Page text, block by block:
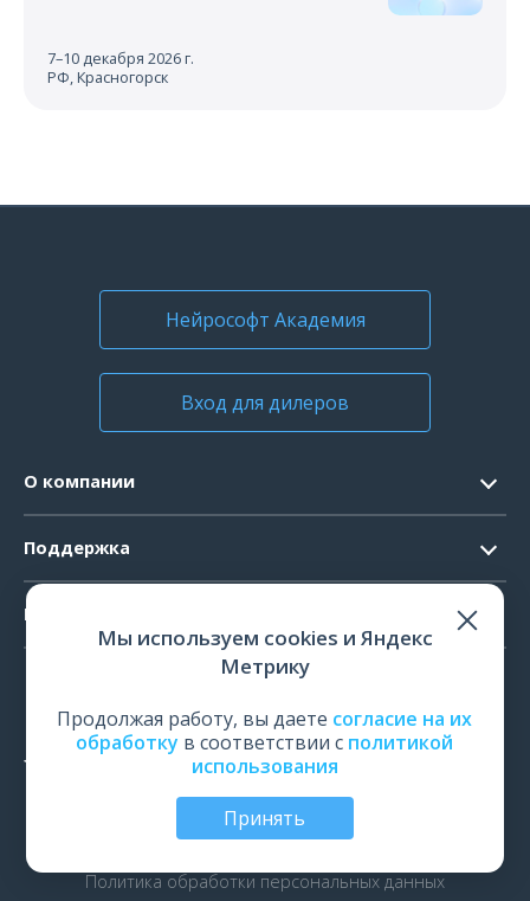
7–10 декабря 2026 г.
РФ, Красногорск
Нейрософт Академия
Вход для дилеров
О компании
Официальные документы
Поддержка
Системные требования
Поверка и калибровка
Продукты
ЭМГ
ИОМ
рПМС
© Все права защищены | ООО «Нейрософт», Иваново,
Политика обработки персональных данных
Мы используем cookies и Яндекс
Метрику
Продолжая работу, вы даете согласие на их
обработку в соответствии с политикой
использования
Принять